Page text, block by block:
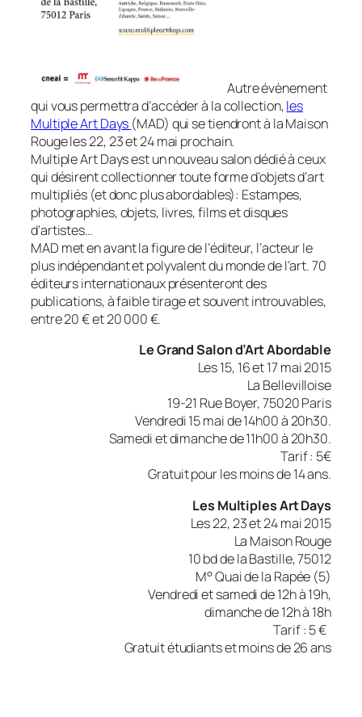
Autre évènement
qui vous permettra d’accéder à la collection,les
Multiple Art Days (MAD) qui se tiendront à la Maison
Rouge les 22, 23 et 24 mai prochain.
Multiple Art Days est un nouveau salon dédié à ceux
qui désirent collectionner toute forme d’objets d’art
multipliés (et donc plus abordables): Estampes,
photographies, objets, livres, films et disques
d’artistes…
MAD met en avant la figure de l’éditeur, l’acteur le
plus indépendant et polyvalent du monde de l’art. 70
éditeurs internationaux présenteront des
publications, à faible tirage et souvent introuvables,
entre 20 € et 20 000 €.
Le Grand Salon d’Art Abordable
Les 15, 16 et 17 mai 2015
La Bellevilloise
19-21 Rue Boyer, 75020 Paris
Vendredi 15 mai de 14h00 à 20h30.
Samedi et dimanche de 11h00 à 20h30.
Tarif : 5€
Gratuit pour les moins de 14 ans.
Les Multiples Art Days
Les 22, 23 et 24 mai 2015
La Maison Rouge
10 bd de la Bastille, 75012
M° Quai de la Rapée (5)
Vendredi et samedi de 12h à 19h,
dimanche de 12h à 18h
Tarif : 5 €
Gratuit étudiants et moins de 26 ans